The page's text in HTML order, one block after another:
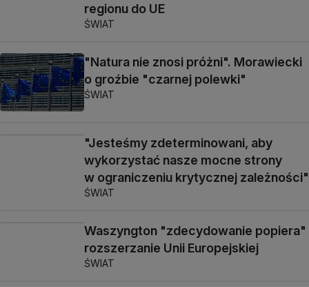
regionu do UE
ŚWIAT
"Natura nie znosi próżni". Morawiecki
o groźbie "czarnej polewki"
ŚWIAT
"Jesteśmy zdeterminowani, aby
wykorzystać nasze mocne strony
w ograniczeniu krytycznej zależności"
ŚWIAT
Waszyngton "zdecydowanie popiera"
rozszerzanie Unii Europejskiej
ŚWIAT